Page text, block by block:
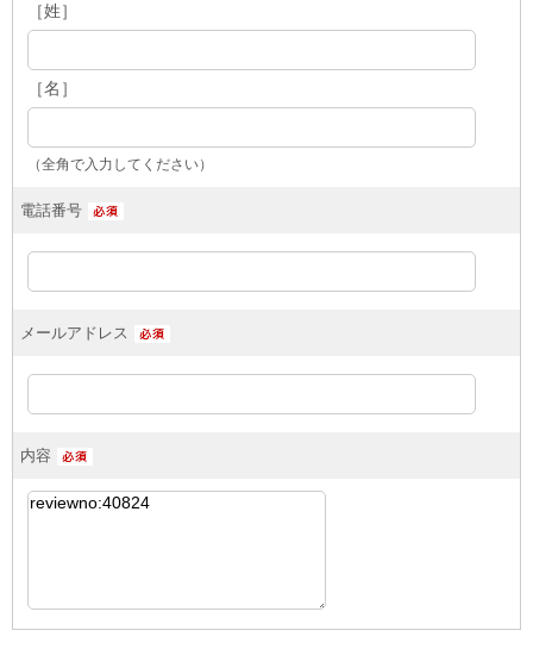
［姓］
［名］
（全角で入力してください）
電話番号
メールアドレス
内容